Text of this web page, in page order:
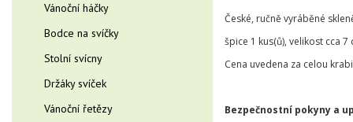
Vánoční háčky
Bodce na svíčky
Stolní svícny
Držáky svíček
Vánoční řetězy
České, ručně vyráběné
špice 1 kus(ů), velikost cca 7
Cena uvedena za celou
Bezpečnostní pokyny a